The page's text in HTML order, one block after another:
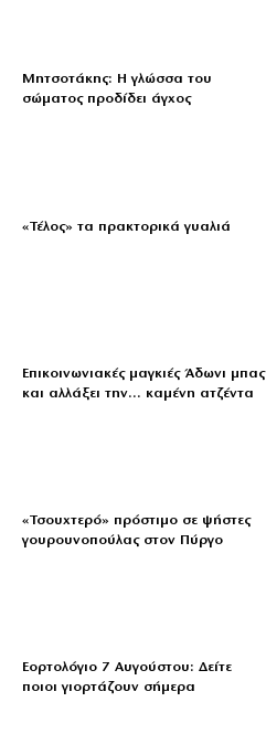
Μητσοτάκης: Η γλώσσα του
σώματος προδίδει άγχος
«Τέλος» τα πρακτορικά γυαλιά
Επικοινωνιακές μαγκιές Άδωνι μπας
και αλλάξει την… καμένη ατζέντα
«Τσουχτερό» πρόστιμο σε ψήστες
γουρουνοπούλας στον Πύργο
Εορτολόγιο 7 Αυγούστου: Δείτε
ποιοι γιορτάζουν σήμερα